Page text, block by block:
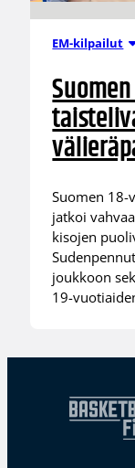
EM-kilpailut
Suomen
jatkoi
kisojen
joukkoon
19-